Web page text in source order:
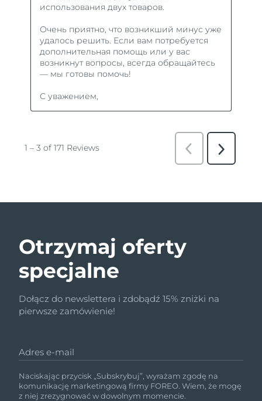
Otrzymaj oferty
specjalne
Dołącz do newslettera i zdobądź 15% zniżki na
pierwsze zamówienie!
Adres e-mail
Naciskając przycisk „Subskrybuj”, wyrażam zgodę na
komunikację marketingową firmy FOREO. Wiem, że mogę
z niej zrezygnować w dowolnym momencie.